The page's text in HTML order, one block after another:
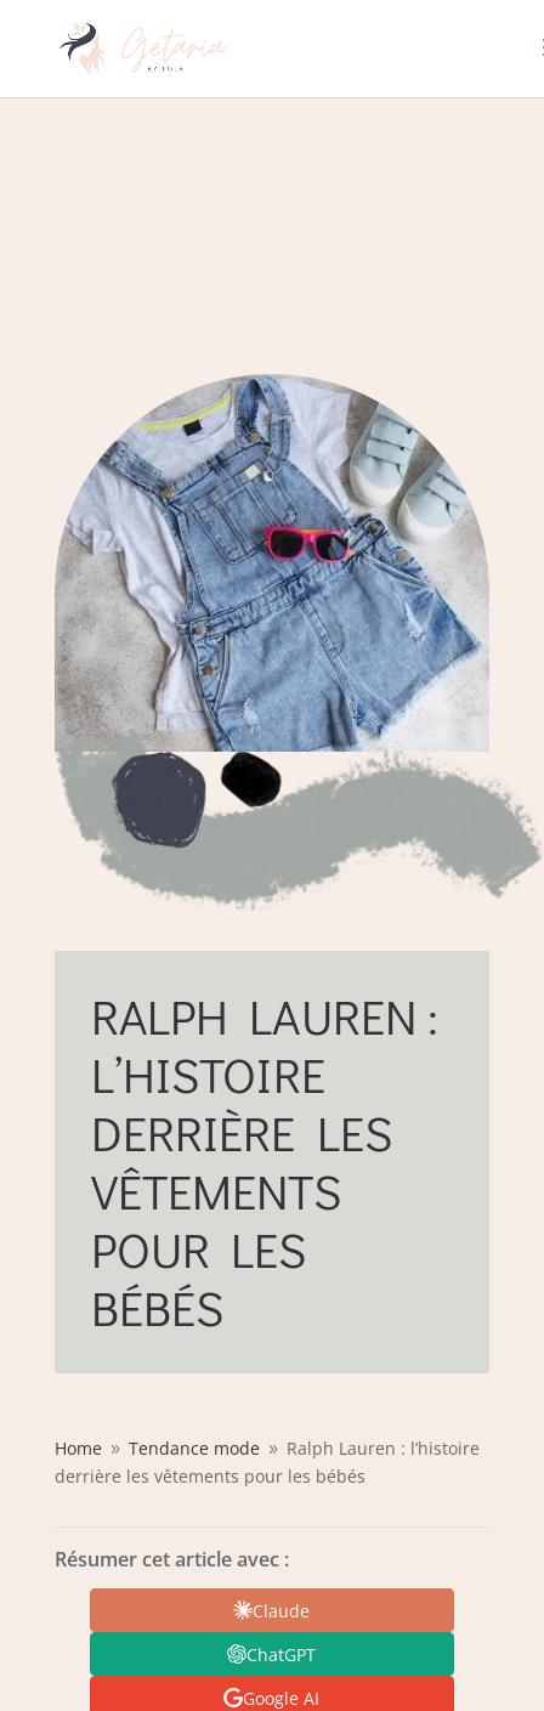
RALPH LAUREN :
L’HISTOIRE
DERRIÈRE LES
VÊTEMENTS
POUR LES
BÉBÉS
Home 9 Tendance mode 9 Ralph Lauren : l’histoire
derrière les vêtements pour les bébés
Résumer cet article avec :
Claude
ChatGPT
Google AI